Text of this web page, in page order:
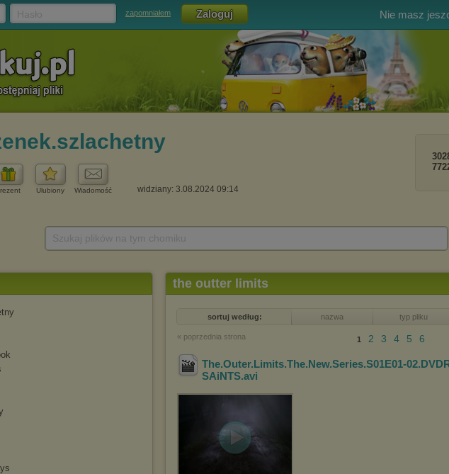
zapomniałem Nie masz
Ulubiony Wiadomość widziany: 3.08.2024 09:14
the outter limits
sortuj według: nazwa typ pliku
« poprzednia strona 1 2 3 4 5 6
The.Outer.Limits.The.New.Series.S01E01-
SAiNTS.avi